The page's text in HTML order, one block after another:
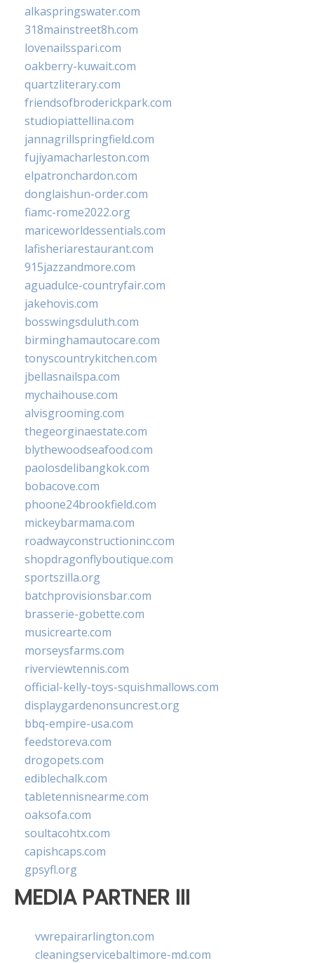
alkaspringswater.com
318mainstreet8h.com
lovenailsspari.com
oakberry-kuwait.com
quartzliterary.com
friendsofbroderickpark.com
studiopiattellina.com
jannagrillspringfield.com
fujiyamacharleston.com
elpatronchardon.com
donglaishun-order.com
fiamc-rome2022.org
mariceworldessentials.com
lafisheriarestaurant.com
915jazzandmore.com
aguadulce-countryfair.com
jakehovis.com
bosswingsduluth.com
birminghamautocare.com
tonyscountrykitchen.com
jbellasnailspa.com
mychaihouse.com
alvisgrooming.com
thegeorginaestate.com
blythewoodseafood.com
paolosdelibangkok.com
bobacove.com
phoone24brookfield.com
mickeybarmama.com
roadwayconstructioninc.com
shopdragonflyboutique.com
sportszilla.org
batchprovisionsbar.com
brasserie-gobette.com
musicrearte.com
morseysfarms.com
riverviewtennis.com
official-kelly-toys-squishmallows.com
displaygardenonsuncrest.org
bbq-empire-usa.com
feedstoreva.com
drogopets.com
ediblechalk.com
tabletennisnearme.com
oaksofa.com
soultacohtx.com
capishcaps.com
gpsyfl.org
MEDIA PARTNER III
vwrepairarlington.com
cleaningservicebaltimore-md.com